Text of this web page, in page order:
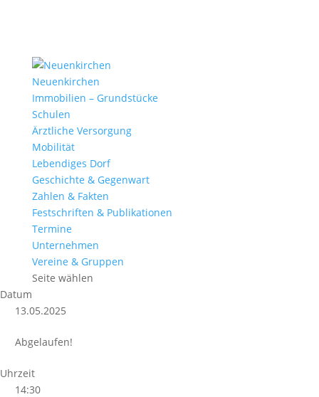
Neuenkirchen
Immobilien – Grundstücke
Schulen
Ärztliche Versorgung
Mobilität
Lebendiges Dorf
Geschichte & Gegenwart
Zahlen & Fakten
Festschriften & Publikationen
Termine
Unternehmen
Vereine & Gruppen
Seite wählen
Datum
13.05.2025
Abgelaufen!
Uhrzeit
14:30